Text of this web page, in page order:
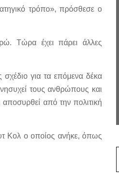
τρόπο», πρόσθεσε ο
Τώρα έχει πάρει άλλες
σχέδιο για τα επόμενα δέκα
τους ανθρώπους και
από την πολιτική
Κολ ο οποίος ανήκε, όπως